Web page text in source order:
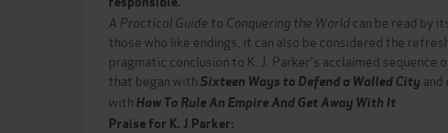
A Practical Guide to Conquering the Worldcan be read by
those who like endings, it can also be considered the
pragmatic conclusion to K. J. Parker's acclaimed sequence
that began with Sixteen Ways to Defend a Walled City and
with How To Rule An Empire And Get Away With It
Praise for K. J Parker: